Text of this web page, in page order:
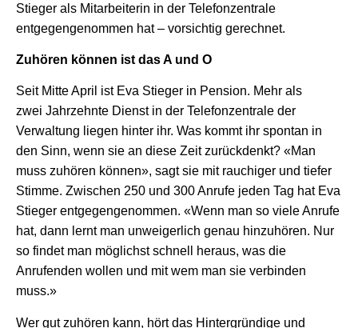
Stieger als Mitarbeiterin in der Telefonzentrale
entgegengenommen hat – vorsichtig gerechnet.
Zuhören können ist das A und O
Seit Mitte April ist Eva Stieger in Pension. Mehr als
zwei Jahrzehnte Dienst in der Telefonzentrale der
Verwaltung liegen hinter ihr. Was kommt ihr spontan in
den Sinn, wenn sie an diese Zeit zurückdenkt? «Man
muss zuhören können», sagt sie mit rauchiger und tiefer
Stimme. Zwischen 250 und 300 Anrufe jeden Tag hat Eva
Stieger entgegengenommen. «Wenn man so viele Anrufe
hat, dann lernt man unweigerlich genau hinzuhören. Nur
so findet man möglichst schnell heraus, was die
Anrufenden wollen und mit wem man sie verbinden
muss.»
Wer gut zuhören kann, hört das Hintergründige und